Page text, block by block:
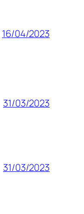
16/04/2023
31/03/2023
31/03/2023